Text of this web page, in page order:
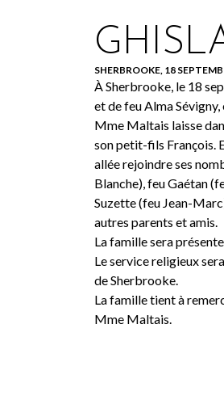
SHERBROOKE, 18
À Sherbrooke, le 18
et de feu Alma
Mme Maltais laisse
son petit-fils François.
allée rejoindre ses
Blanche), feu Gaétan
Suzette (feu Jean-
autres parents et amis.
La famille sera
Le service religieux
de Sherbrooke.
La famille tient à
Mme Maltais.